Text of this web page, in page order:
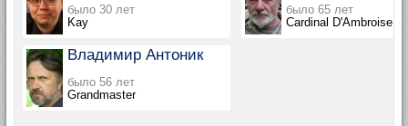
было 30 лет
Kay
было 65 лет
Cardinal D'Ambroise
Владимир Антоник
было 56 лет
Grandmaster